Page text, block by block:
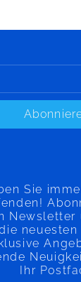
Sie
Newsletter
Ihr